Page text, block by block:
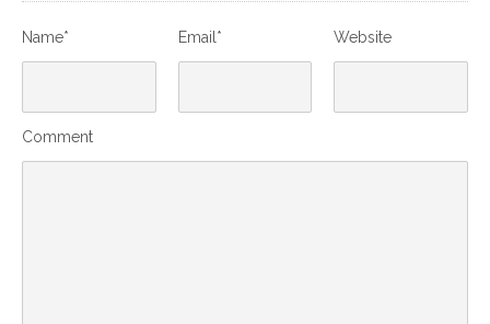
Name* Email* Website
Comment